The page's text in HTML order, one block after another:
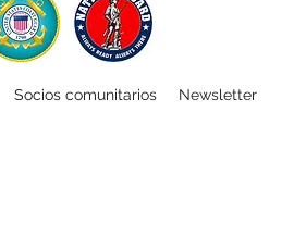
Socios comunitarios Newsletter